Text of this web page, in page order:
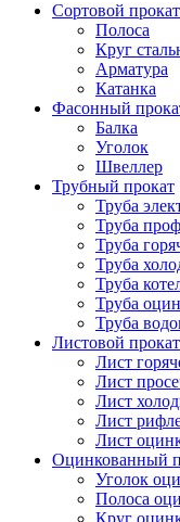
Сортовой прокат
Полоса
Круг
Арматура
Катанка
Фасонный
Балка
Уголок
Швеллер
Трубный прокат
Труба
Труба
Труба
Труба
Труба
Труба
Труба
Листовой прокат
Лист
Лист
Лист
Лист
Лист
Оцинкованный
Уголок
Полоса
Круг